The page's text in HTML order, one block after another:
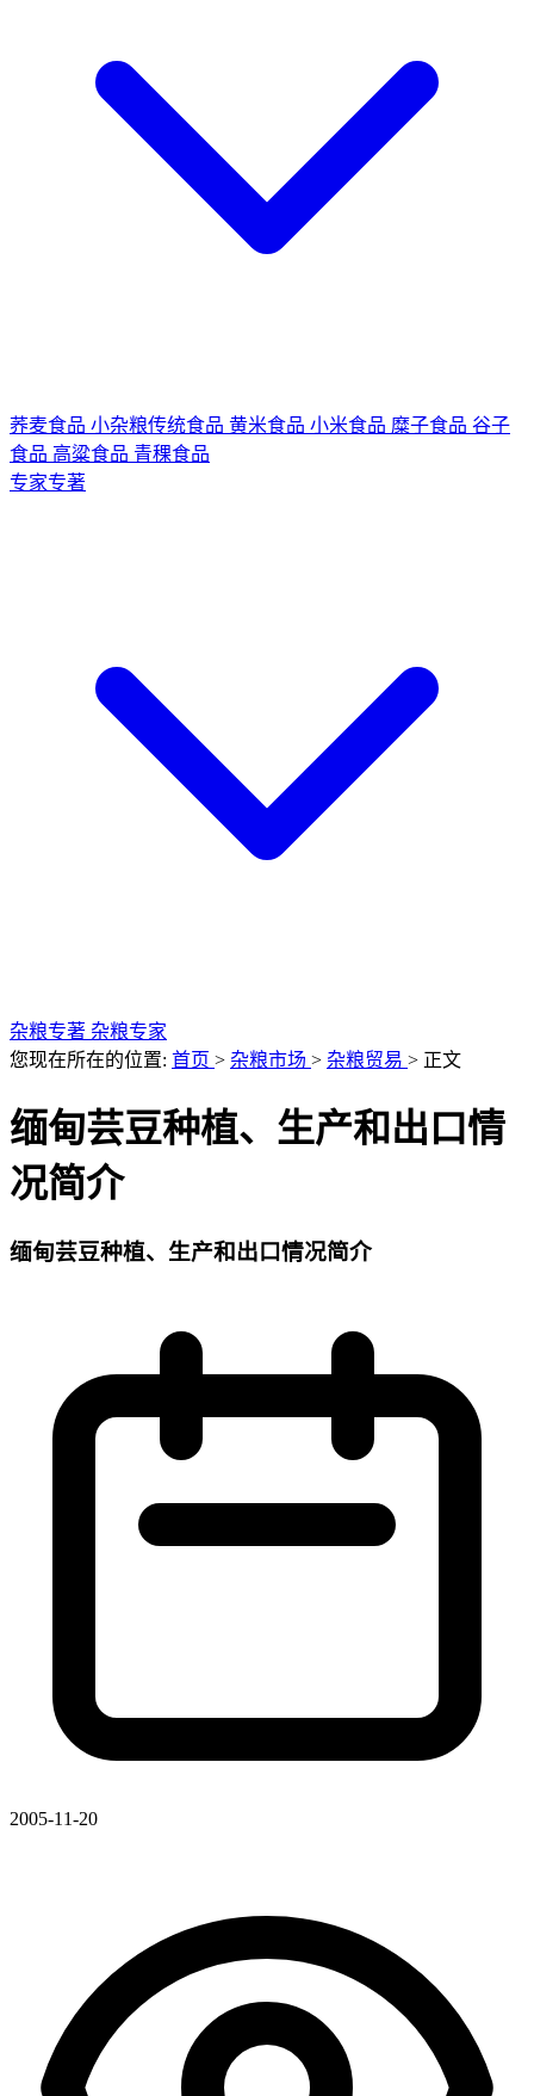
荞麦食品 小杂粮传统食品 黄米食品 小米食品 糜子食品 谷子
食品 高粱食品 青稞食品
专家专著
杂粮专著 杂粮专家
您现在所在的位置: 首页 > 杂粮市场 > 杂粮贸易 > 正文
缅甸芸豆种植、生产和出口情
况简介
缅甸芸豆种植、生产和出口情况简介
2005-11-20